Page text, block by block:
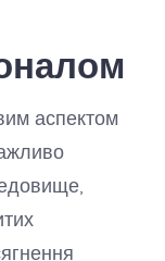
аспектом